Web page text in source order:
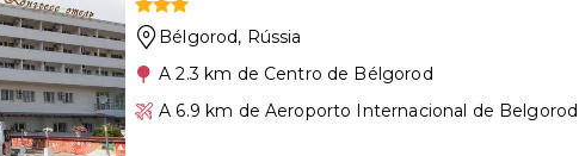
Bélgorod, Rússia
A 2.3 km de Centro de Bélgorod
A 6.9 km de Aeroporto Internacional de Belgorod